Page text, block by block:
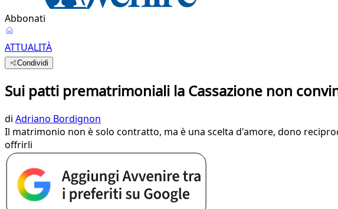
Abbonati
ATTUALITÀ
Condividi
Sui patti prematrimoniali la Cassazione non
di Adriano Bordignon
Il matrimonio non è solo contratto, ma è una scelta d'amore, dono
offrirli